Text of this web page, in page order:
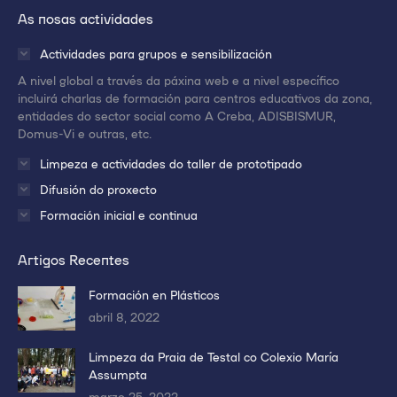
en
una
ventana/pestaña
en
una
ventana/pestaña
en
una
ventana/pestaña
As nosas actividades
Actividades para grupos e sensibilización
A nivel global a través da páxina web e a nivel específico
incluirá charlas de formación para centros educativos da zona,
entidades do sector social como A Creba, ADISBISMUR,
Domus-Vi e outras, etc.
Limpeza e actividades do taller de prototipado
Difusión do proxecto
Formación inicial e continua
Artigos Recentes
Formación en Plásticos
abril 8, 2022
Limpeza da Praia de Testal co Colexio María
Assumpta